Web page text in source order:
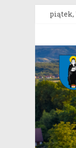
Przejdź
piątek,
Portal
Gminy